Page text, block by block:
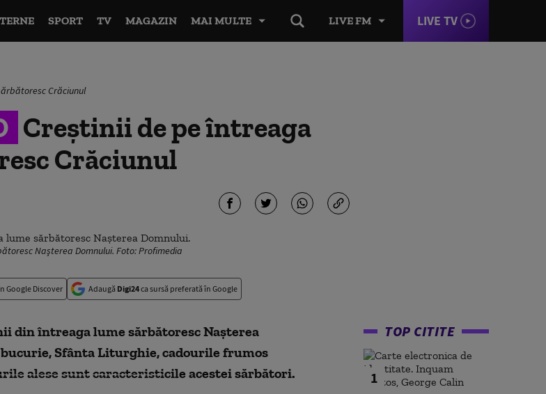
LIVE FM LIVE TV
SPORT TV MAGAZIN MAI MULTE
Crăciunul
Creştinii de pe întreaga
Crăciunul
Naşterea Domnului. Foto: Profimedia
Google Discover Adaugă Digi24ca sursă preferată în Google
din întreaga lume sărbătoresc Naşterea
Sfânta Liturghie, cadourile frumos
alese sunt caracteristicile acestei sărbători.
TOP CITITE
1